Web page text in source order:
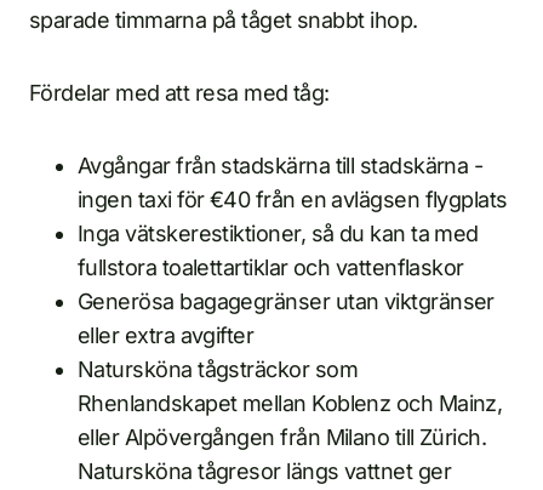
sparade timmarna på tåget snabbt ihop.
Fördelar med att resa med tåg:
Avgångar från stadskärna till stadskärna -
ingen taxi för €40 från en avlägsen flygplats
Inga vätskerestiktioner, så du kan ta med
fullstora toalettartiklar och vattenflaskor
Generösa bagagegränser utan viktgränser
eller extra avgifter
Natursköna tågsträckor som
Rhenlandskapet mellan Koblenz och Mainz,
eller Alpövergången från Milano till Zürich.
Natursköna tågresor längs vattnet ger